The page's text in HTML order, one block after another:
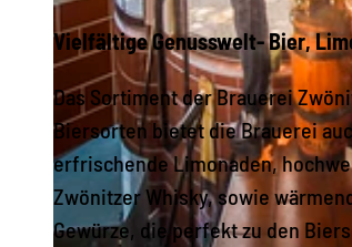
Vielfältige Genusswelt- Bier,
Das Sortiment der Brauerei
Biersorten bietet die Brauerei
erfrischende Limonaden,
Zwönitzer Whisky, sowie
Gewürze, die perfekt zu den